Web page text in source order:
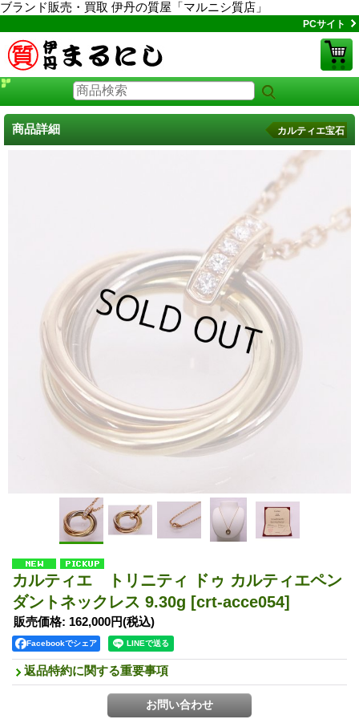
ブランド販売・買取 伊丹の質屋「マルニシ質店」
PCサイト
商品詳細 カルティエ宝石
カルティエ トリニティ ドゥ カルティエペン
ダントネックレス 9.30g [crt-acce054]
販売価格: 162,000円(税込)
Facebookでシェア
返品特約に関する重要事項